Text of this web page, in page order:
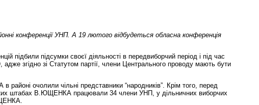
конференції УНП. А 19 лютого відбудеться обласна конференція
підбили підсумки своєї діяльності в передвиборчий період і під час
згідно зі Статутом партії, члени Центрального проводу мають бути
очолили чільні представники “народників”. Крім того, перед
штабах В.ЮЩЕНКА працювали 34 члени УНП, у дільничних виборчих